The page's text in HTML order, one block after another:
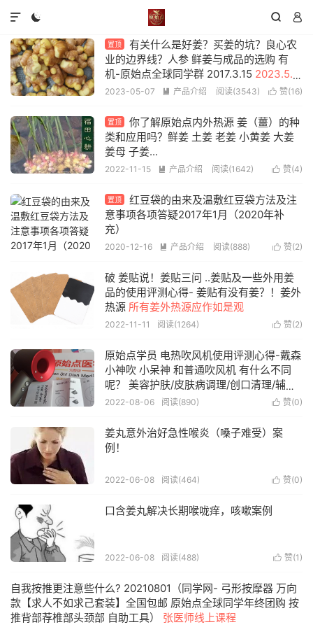
  
 产品介绍
置顶
有关什么是好姜？买姜的坑？良心农
业的边界线？人参 鲜姜与成品的选购 有
机-原始点全球同学群 2017.3.15 2023.5.6
补充内容
 赞(16)
2023-05-07  产品介绍 阅读(3543)
置顶
你了解原始点内外热源 姜（薑）的种
类和应用吗？鲜姜 土姜 老姜 小黄姜 大姜
姜母 子姜...
 赞(4)
2022-11-15  产品介绍 阅读(1642)
置顶
红豆袋的由来及温敷红豆袋方法及注
意事项各项答疑2017年1月（2020年补
充）
 赞(2)
2020-12-16  产品介绍 阅读(888)
破 姜贴说！姜贴三问 ..姜贴及一些外用姜
品的使用评测心得- 姜贴有没有姜？！姜外
热源 所有姜外热源应作如是观
 赞(2)
2022-11-11 阅读(1264)
原始点学员 电热吹风机使用评测心得-戴森
小神吹 小呆神 和普通吹风机 有什么不同
呢？ 美容护肤/皮肤病调理/创口清理/辅助
按推/加强外用渗透如何选一把好的电吹
 赞(0)
2022-08-06 阅读(890)
姜丸意外治好急性喉炎（嗓子难受）案
例！
 赞(0)
2022-06-08 阅读(464)
口含姜丸解决长期喉咙痒，咳嗽案例
 赞(1 )
2022-06-08 阅读(488)
自我按推更注意些什么? 20210801（同学网- 弓形按摩器 万向
款【求人不如求己套装】全国包邮 原始点全球同学年终团购 按
推背部荐椎部头颈部 自助工具） 张医师线上课程